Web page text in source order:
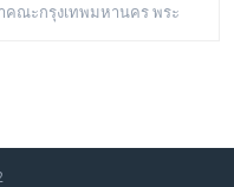
คณะกรุงเทพมหานคร พระ